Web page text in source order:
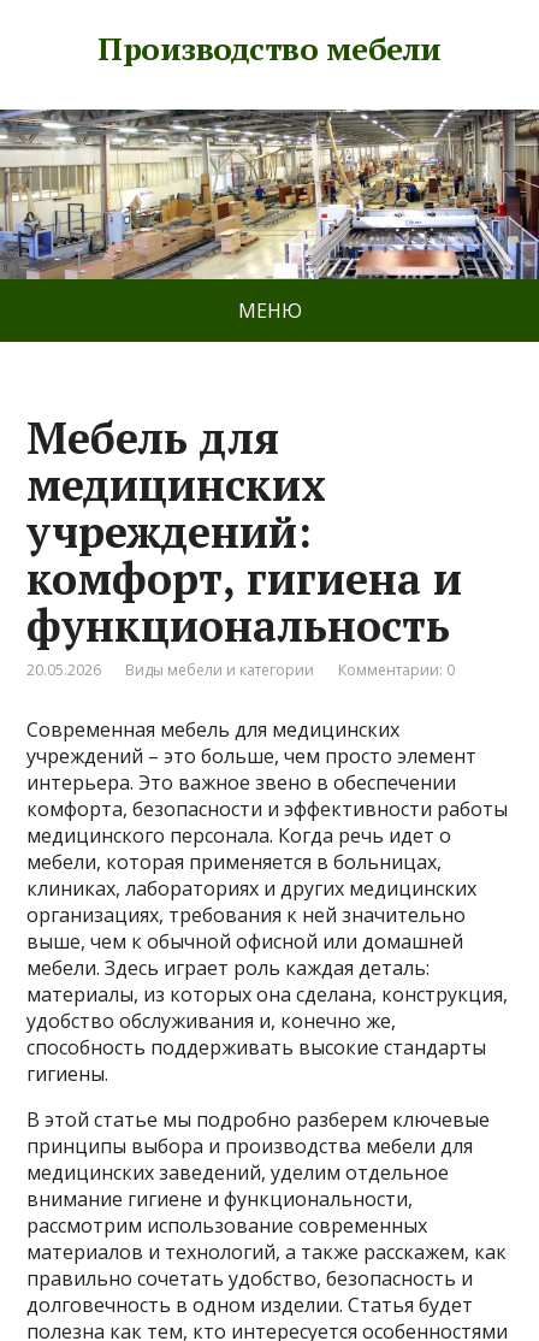
Производство мебели
МЕНЮ
Мебель для
медицинских
учреждений:
комфорт, гигиена и
функциональность
20.05.2026 Виды мебели и категории Комментарии: 0
Современная мебель для медицинских
учреждений – это больше, чем просто элемент
интерьера. Это важное звено в обеспечении
комфорта, безопасности и эффективности работы
медицинского персонала. Когда речь идет о
мебели, которая применяется в больницах,
клиниках, лабораториях и других медицинских
организациях, требования к ней значительно
выше, чем к обычной офисной или домашней
мебели. Здесь играет роль каждая деталь:
материалы, из которых она сделана, конструкция,
удобство обслуживания и, конечно же,
способность поддерживать высокие стандарты
гигиены.
В этой статье мы подробно разберем ключевые
принципы выбора и производства мебели для
медицинских заведений, уделим отдельное
внимание гигиене и функциональности,
рассмотрим использование современных
материалов и технологий, а также расскажем, как
правильно сочетать удобство, безопасность и
долговечность в одном изделии. Статья будет
полезна как тем, кто интересуется особенностями